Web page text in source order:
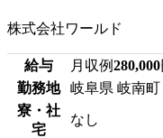
株式会社ワールド
給与 月収例280,000
勤務地
岐阜県 岐南町
寮・社
宅
なし